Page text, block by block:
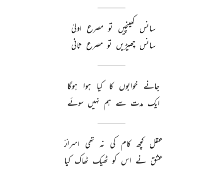
سانس کھینچیں تو مصرع اولیٰ
سانس چھیڑیں تو مصرع ثانی
جانے خوابوں کا کیا ہوا ہوگا
ایک مدت سے ہم نہیں سوئے
عقل کچھ کام کی نہ تھی اسرارؔ
عشق نے اس کو ٹھیک ٹھاک کیا